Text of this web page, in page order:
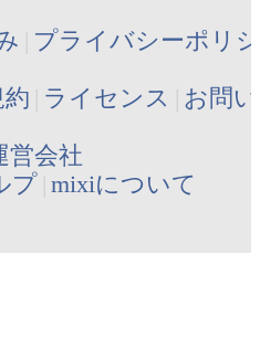
プライバシーポリ
ライセンス お問
営会社
プ mixiについて